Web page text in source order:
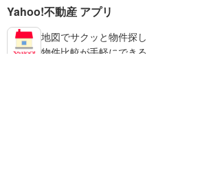
Yahoo!不動産 アプリ
地図でサクッと物件探し
物件比較が手軽にできる